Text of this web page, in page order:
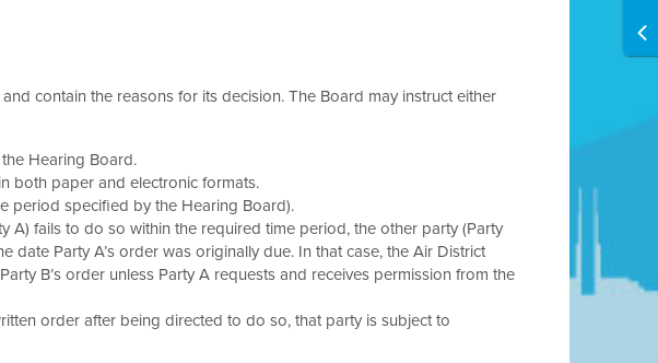
contain the reasons for its decision. The Board may instruct either
Hearing Board.
both paper and electronic formats.
period specified by the Hearing Board).
A) fails to do so within the required time period, the other party (Party
date Party A’s order was originally due. In that case, the Air District
B’s order unless Party A requests and receives permission from the
order after being directed to do so, that party is subject to